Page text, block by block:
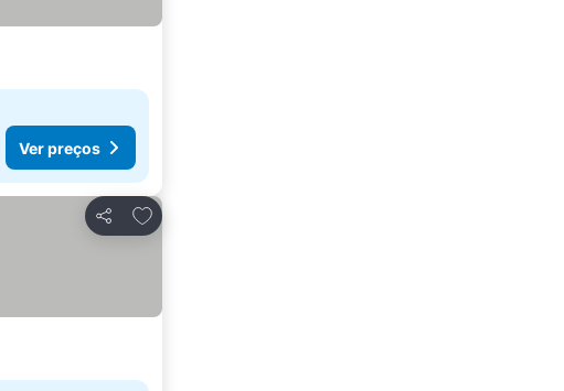
Ver preços
Partilhar
Adicionar aos favoritos